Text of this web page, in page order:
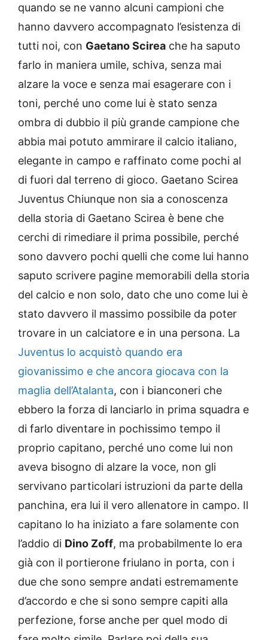
quando se ne vanno alcuni campioni che
hanno davvero accompagnato l’esistenza di
tutti noi, con Gaetano Scirea che ha saputo
farlo in maniera umile, schiva, senza mai
alzare la voce e senza mai esagerare con i
toni, perché uno come lui è stato senza
ombra di dubbio il più grande campione che
abbia mai potuto ammirare il calcio italiano,
elegante in campo e raffinato come pochi al
di fuori dal terreno di gioco. Gaetano Scirea
Juventus Chiunque non sia a conoscenza
della storia di Gaetano Scirea è bene che
cerchi di rimediare il prima possibile, perché
sono davvero pochi quelli che come lui hanno
saputo scrivere pagine memorabili della storia
del calcio e non solo, dato che uno come lui è
stato davvero il massimo possibile da poter
trovare in un calciatore e in una persona. La
Juventus lo acquistò quando era
giovanissimo e che ancora giocava con la
maglia dell’Atalanta, con i bianconeri che
ebbero la forza di lanciarlo in prima squadra e
di farlo diventare in pochissimo tempo il
proprio capitano, perché uno come lui non
aveva bisogno di alzare la voce, non gli
servivano particolari istruzioni da parte della
panchina, era lui il vero allenatore in campo. Il
capitano lo ha iniziato a fare solamente con
l’addio di Dino Zoff, ma probabilmente lo era
già con il portierone friulano in porta, con i
due che sono sempre andati estremamente
d’accordo e che si sono sempre capiti alla
perfezione, forse anche per quel modo di